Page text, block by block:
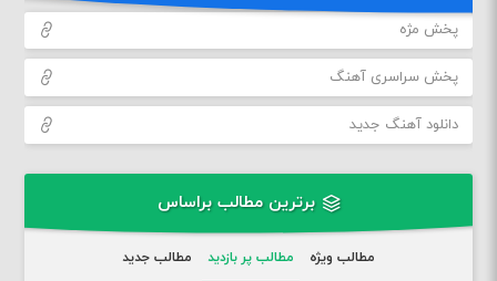
پخش مژه
پخش سراسری آهنگ
دانلود آهنگ جدید
برترین مطالب براساس
مطالب ویژه مطالب پر بازدید مطالب جدید